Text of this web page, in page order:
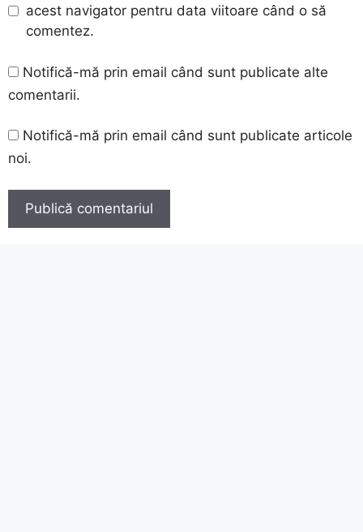
acest navigator pentru data viitoare când o să
comentez.
Notifică-mă prin email când sunt publicate alte
comentarii.
Notifică-mă prin email când sunt publicate articole
noi.